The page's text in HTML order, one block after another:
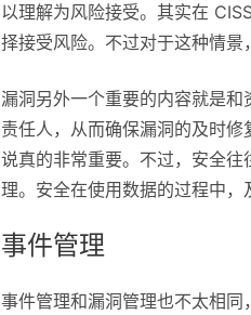
以理解为风险接受。其实在
择接受风险。不过对于这种情景
漏洞另外一个重要的内容就是
责任人，从而确保漏洞的及时
说真的非常重要。不过，安全
理。安全在使用数据的过程中，
事件管理
事件管理和漏洞管理也不太相